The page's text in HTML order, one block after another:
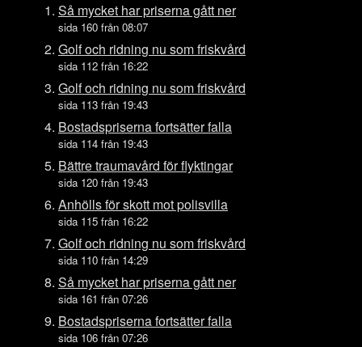
Tis 28 juli
Mån 27 juli
Sön 26 juli
Fre 24 juli
Tors 23 juli
Ons 22 juli
Tis 21 juli
Mån 20 juli
Sön 19 juli
Lör 18 juli
Fre 17 juli
Tors 16 juli
Ons 15 juli
Tis 14 juli
Så mycket har priserna gått ner
sida 160 från 08:07
Golf och ridning nu som friskvård
sida 112 från 16:22
Golf och ridning nu som friskvård
sida 113 från 19:43
Bostadspriserna fortsätter falla
sida 114 från 19:43
Bättre traumavård för flyktingar
sida 120 från 19:43
Anhölls för skott mot polisvilla
sida 115 från 16:22
Golf och ridning nu som friskvård
sida 110 från 14:29
Så mycket har priserna gått ner
sida 161 från 07:26
Bostadspriserna fortsätter falla
sida 106 från 07:26